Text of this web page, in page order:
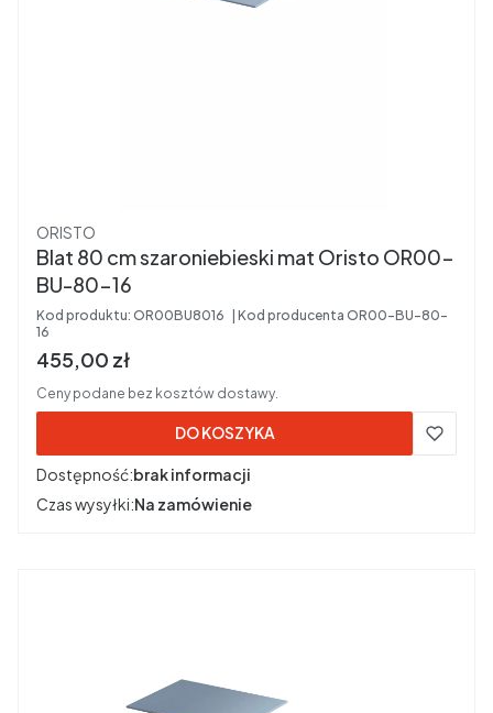
Producent
ORISTO
Blat 80 cm szaroniebieski mat Oristo OR00-
BU-80-16
Kod produktu: OR00BU8016 Kod producenta OR00-BU-80-
16
Cena brutto
455,00 zł
Ceny podane bez kosztów dostawy.
DO KOSZYKA
Dostępność:brak informacji
Czas wysyłki:Na zamówienie